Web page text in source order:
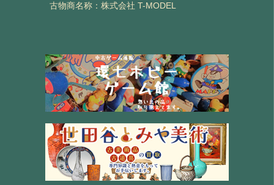
古物商名称：株式会社 T-MODEL